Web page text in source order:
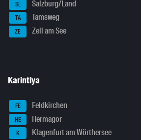
SL Salzburg/Land
TA Tamsweg
ZE Zell am See
Karintiya
FE Feldkirchen
HE Hermagor
K Klagenfurt am Wörthersee